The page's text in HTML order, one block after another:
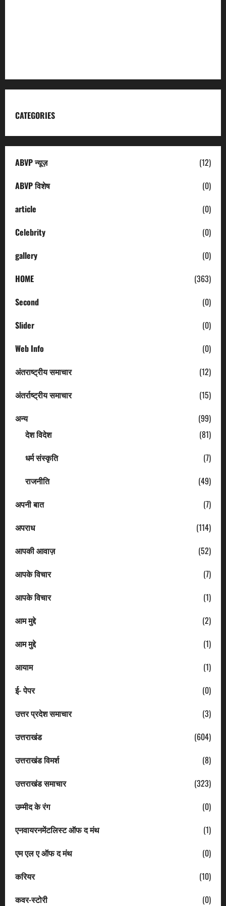
CATEGORIES
ABVP न्यूज़
(12)
ABVP विशेष
(0)
article
(0)
Celebrity
(0)
gallery
(0)
HOME
(363)
Second
(0)
Slider
(0)
Web Info
(0)
अंतराष्ट्रीय समाचार
(12)
अंतर्राष्ट्रीय समाचार
(15)
अन्य
(99)
देश विदेश
(81)
धर्म संस्कृति
(7)
राजनीति
(49)
अपनी बात
(7)
अपराध
(114)
आपकी आवाज़
(52)
आपके विचार
(7)
आपके विचार
(1)
आम मुद्दे
(2)
आम मुद्दे
(1)
आयाम
(1)
ई- पेपर
(0)
उत्तर प्रदेश समाचार
(3)
उत्तराखंड
(604)
उत्तराखंड विमर्श
(8)
उत्तराखंड समाचार
(323)
उम्मीद के रंग
(0)
एनवायरनमेंटलिस्ट ऑफ द मंथ
(1)
एम एल ए ऑफ द मंथ
(0)
करियर
(10)
कवर-स्टोरी
(0)